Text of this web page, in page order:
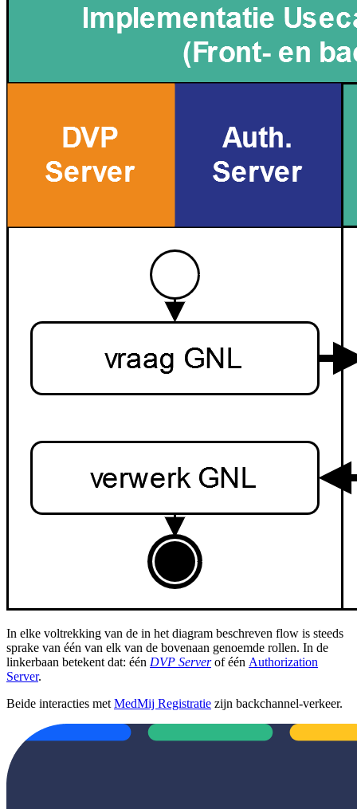
In elke voltrekking van de in het diagram beschreven flow is steeds
sprake van één van elk van de bovenaan genoemde rollen. In de
linkerbaan betekent dat: één DVP Serverof één Authorization
Server.
Beide interacties met MedMij Registratie zijn backchannel-verkeer.